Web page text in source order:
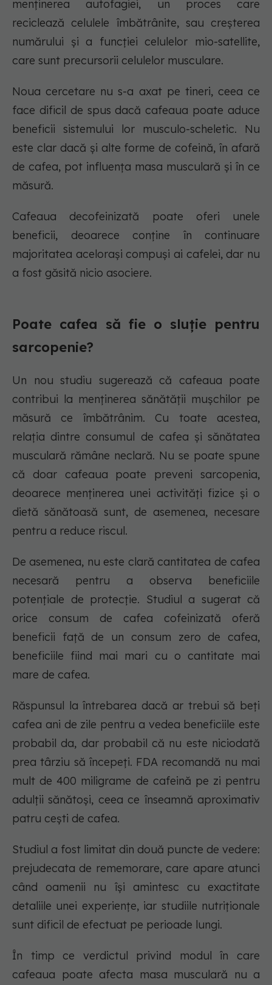
menținerea autofagiei, un proces care
reciclează celulele îmbătrânite, sau creșterea
numărului și a funcției celulelor mio-satellite,
care sunt precursorii celulelor musculare.
Noua cercetare nu s-a axat pe tineri, ceea ce
face dificil de spus dacă cafeaua poate aduce
beneficii sistemului lor musculo-scheletic. Nu
este clar dacă și alte forme de cofeină, în afară
de cafea, pot influența masa musculară și în ce
măsură.
Cafeaua decofeinizată poate oferi unele
beneficii, deoarece conține în continuare
majoritatea acelorași compuși ai cafelei, dar nu
a fost găsită nicio asociere.
Poate cafea să fie o sluție pentru
sarcopenie?
Un nou studiu sugerează că cafeaua poate
contribui la menținerea sănătății mușchilor pe
măsură ce îmbătrânim. Cu toate acestea,
relația dintre consumul de cafea și sănătatea
musculară rămâne neclară. Nu se poate spune
că doar cafeaua poate preveni sarcopenia,
deoarece menținerea unei activități fizice și o
dietă sănătoasă sunt, de asemenea, necesare
pentru a reduce riscul.
De asemenea, nu este clară cantitatea de cafea
necesară pentru a observa beneficiile
potențiale de protecție. Studiul a sugerat că
orice consum de cafea cofeinizată oferă
beneficii față de un consum zero de cafea,
beneficiile fiind mai mari cu o cantitate mai
mare de cafea.
Răspunsul la întrebarea dacă ar trebui să beți
cafea ani de zile pentru a vedea beneficiile este
probabil da, dar probabil că nu este niciodată
prea târziu să începeți. FDA recomandă nu mai
mult de 400 miligrame de cafeină pe zi pentru
adulții sănătoși, ceea ce înseamnă aproximativ
patru cești de cafea.
Studiul a fost limitat din două puncte de vedere:
prejudecata de rememorare, care apare atunci
când oamenii nu își amintesc cu exactitate
detaliile unei experiențe, iar studiile nutriționale
sunt dificil de efectuat pe perioade lungi.
În timp ce verdictul privind modul în care
cafeaua poate afecta masa musculară nu a